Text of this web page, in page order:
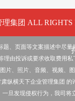
集团 ALL RIGHTS
、页面等文案描述中尽
由投诉或要求收取费用
片、照片、音频、视频、
纵横天下企业管理集团
旦发现侵权行为，我司